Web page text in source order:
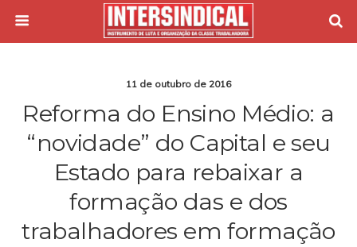
11 de outubro de 2016
Reforma do Ensino Médio: a
“novidade” do Capital e seu
Estado para rebaixar a
formação das e dos
trabalhadores em formação